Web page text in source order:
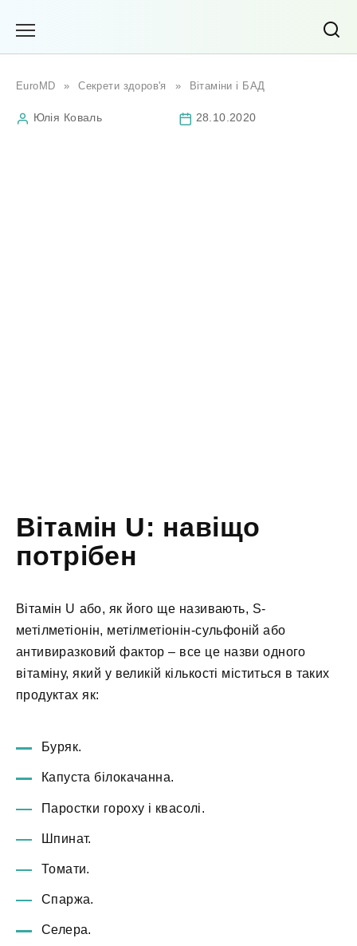
EuroMD » Секрети здоров'я » Вітаміни і БАД
Юлія Коваль 28.10.2020
Вітамін U: навіщо
потрібен
Вітамін U або, як його ще називають, S-
метілметіонін, метілметіонін-сульфоній або
антивиразковий фактор – все це назви одного
вітаміну, який у великій кількості міститься в таких
продуктах як:
Буряк.
Капуста білокачанна.
Паростки гороху і квасолі.
Шпинат.
Томати.
Спаржа.
Селера.